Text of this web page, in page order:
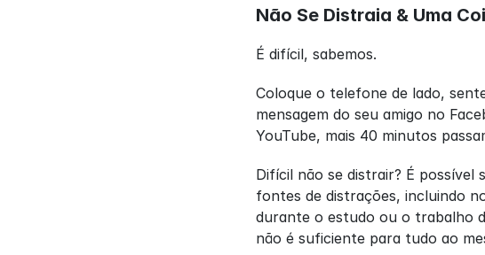
Não Se Distraia & Uma
É difícil, sabemos.
Coloque o telefone de lado,
mensagem do seu amigo no
YouTube, mais 40 minutos
Difícil não se distrair? É
fontes de distrações, incluindo
durante o estudo ou o trabalho
não é suficiente para tudo ao